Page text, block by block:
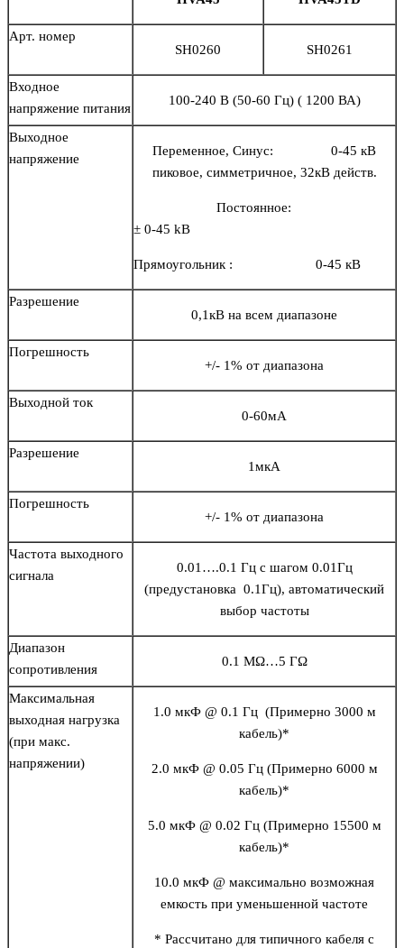
Арт. номер
SH0260
SH0261
Входное
напряжение питания
100-240 В (50-60 Гц) ( 1200 ВА)
Выходное
напряжение
Переменное, Синус: 0-45 кВ
пиковое, симметричное, 32кВ действ.
Постоянное:
± 0-45 kВ
Прямоугольник : 0-45 кВ
Разрешение
0,1кВ на всем диапазоне
Погрешность
+/- 1% от диапазона
Выходной ток
0-60мA
Разрешение
1мкA
Погрешность
+/- 1% от диапазона
Частота выходного
сигнала
0.01….0.1 Гц с шагом 0.01Гц
(предустановка 0.1Гц), автоматический
выбор частоты
Диапазон
сопротивления
0.1 MΩ…5 ГΩ
Максимальная
выходная нагрузка
(при макс.
напряжении)
1.0 мкФ @ 0.1 Гц (Примерно 3000 м
кабель)*
2.0 мкФ @ 0.05 Гц (Примерно 6000 м
кабель)*
5.0 мкФ @ 0.02 Гц (Примерно 15500 м
кабель)*
10.0 мкФ @ максимально возможная
емкость при уменьшенной частоте
* Рассчитано для типичного кабеля с